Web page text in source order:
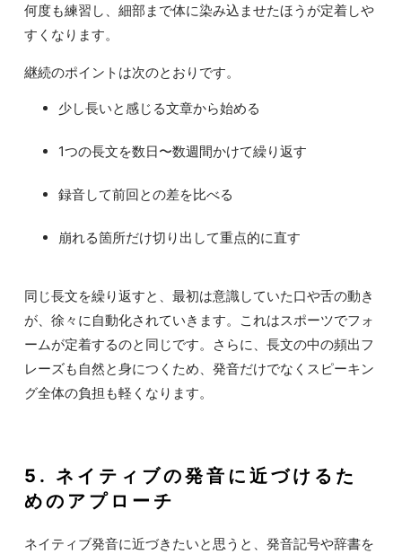
何度も練習し、細部まで体に染み込ませたほうが定着しや
すくなります。
継続のポイントは次のとおりです。
少し長いと感じる文章から始める
1つの長文を数日〜数週間かけて繰り返す
録音して前回との差を比べる
崩れる箇所だけ切り出して重点的に直す
同じ長文を繰り返すと、最初は意識していた口や舌の動き
が、徐々に自動化されていきます。これはスポーツでフォ
ームが定着するのと同じです。さらに、長文の中の頻出フ
レーズも自然と身につくため、発音だけでなくスピーキン
グ全体の負担も軽くなります。
5. ネイティブの発音に近づけるた
めのアプローチ
ネイティブ発音に近づきたいと思うと、発音記号や辞書を